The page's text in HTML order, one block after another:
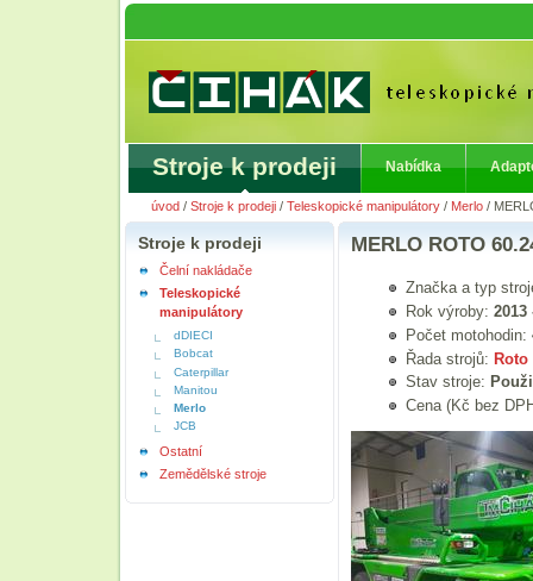
Stroje k prodeji Nabídka
úvod / Stroje k prodeji / Teleskopické manipulátory / Merlo /
Stroje k prodeji
Čelní nakládače
Teleskopické
manipulátory
dDIECI
Bobcat
Caterpillar
Manitou
Merlo
JCB
Ostatní
Zemědělské stroje
MERLO ROTO
Značka a typ
Rok výroby: 2013
Počet motohodin:
Řada strojů: Roto
Stav stroje:
Cena (Kč bez